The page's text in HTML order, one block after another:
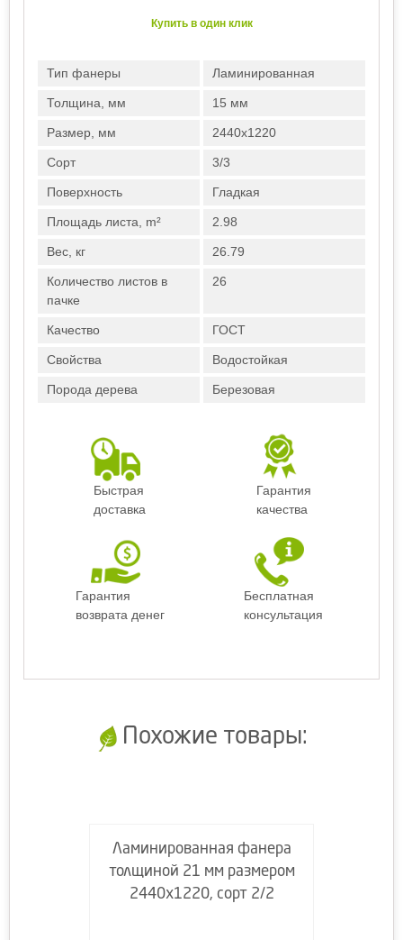
Купить в один клик
Тип фанеры Ламинированная
Толщина, мм 15 мм
Размер, мм 2440х1220
Сорт 3/3
Поверхность Гладкая
Площадь листа, m² 2.98
Вес, кг 26.79
Количество листов в
пачке
26
Качество ГОСТ
Свойства Водостойкая
Порода дерева Березовая
Быстрая
доставка
Гарантия
качества
Гарантия
возврата денег
Бесплатная
консультация
Похожие товары:
Ламинированная фанера
толщиной 21 мм размером
2440х1220, сорт 2/2